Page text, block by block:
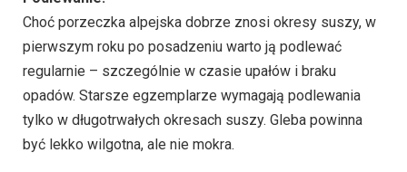
Choć porzeczka alpejska dobrze znosi okresy suszy, w
pierwszym roku po posadzeniu warto ją podlewać
regularnie – szczególnie w czasie upałów i braku
opadów. Starsze egzemplarze wymagają podlewania
tylko w długotrwałych okresach suszy. Gleba powinna
być lekko wilgotna, ale nie mokra.